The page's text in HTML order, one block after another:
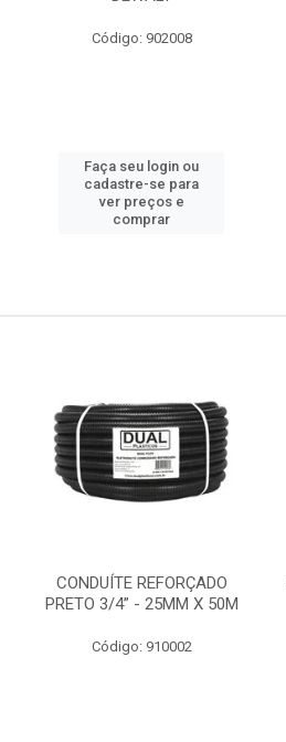
Código: 902008
Faça seu login ou
cadastre-se para
ver preços e
comprar
CONDUÍTE REFORÇADO
PRETO 3/4” - 25MM X 50M
Código: 910002